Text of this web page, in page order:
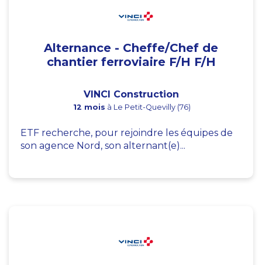
Alternance - Cheffe/Chef de
chantier ferroviaire F/H F/H
VINCI Construction
12 mois à Le Petit-Quevilly (76)
ETF recherche, pour rejoindre les équipes de
son agence Nord, son alternant(e)...